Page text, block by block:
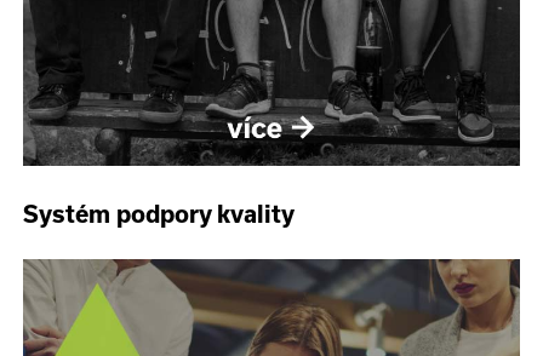
Systém podpory kvality